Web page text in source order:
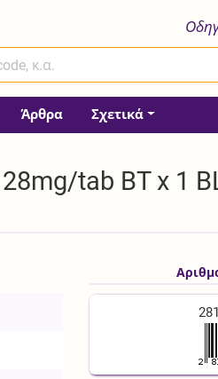
Άρθρα Σχετικά
tab BT x 1